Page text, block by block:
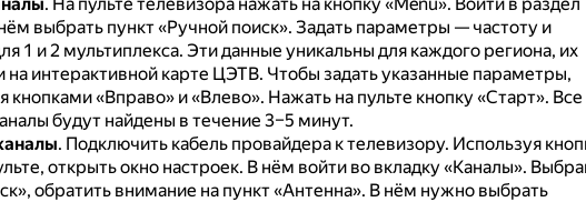
выбрать пункт «Ручной поиск». Задать параметры — частоту и
1 и 2 мультиплекса. Эти данные уникальны для каждого региона, их
на интерактивной карте ЦЭТВ. Чтобы задать указанные параметры,
кнопками «Вправо» и «Влево». Нажать на пульте кнопку «Старт». Все
будут найдены в течение 3–5 минут.
. Подключить кабель провайдера к телевизору. Используя
открыть окно настроек. В нём войти во вкладку «Каналы».
обратить внимание на пункт «Антенна». В нём нужно выбрать